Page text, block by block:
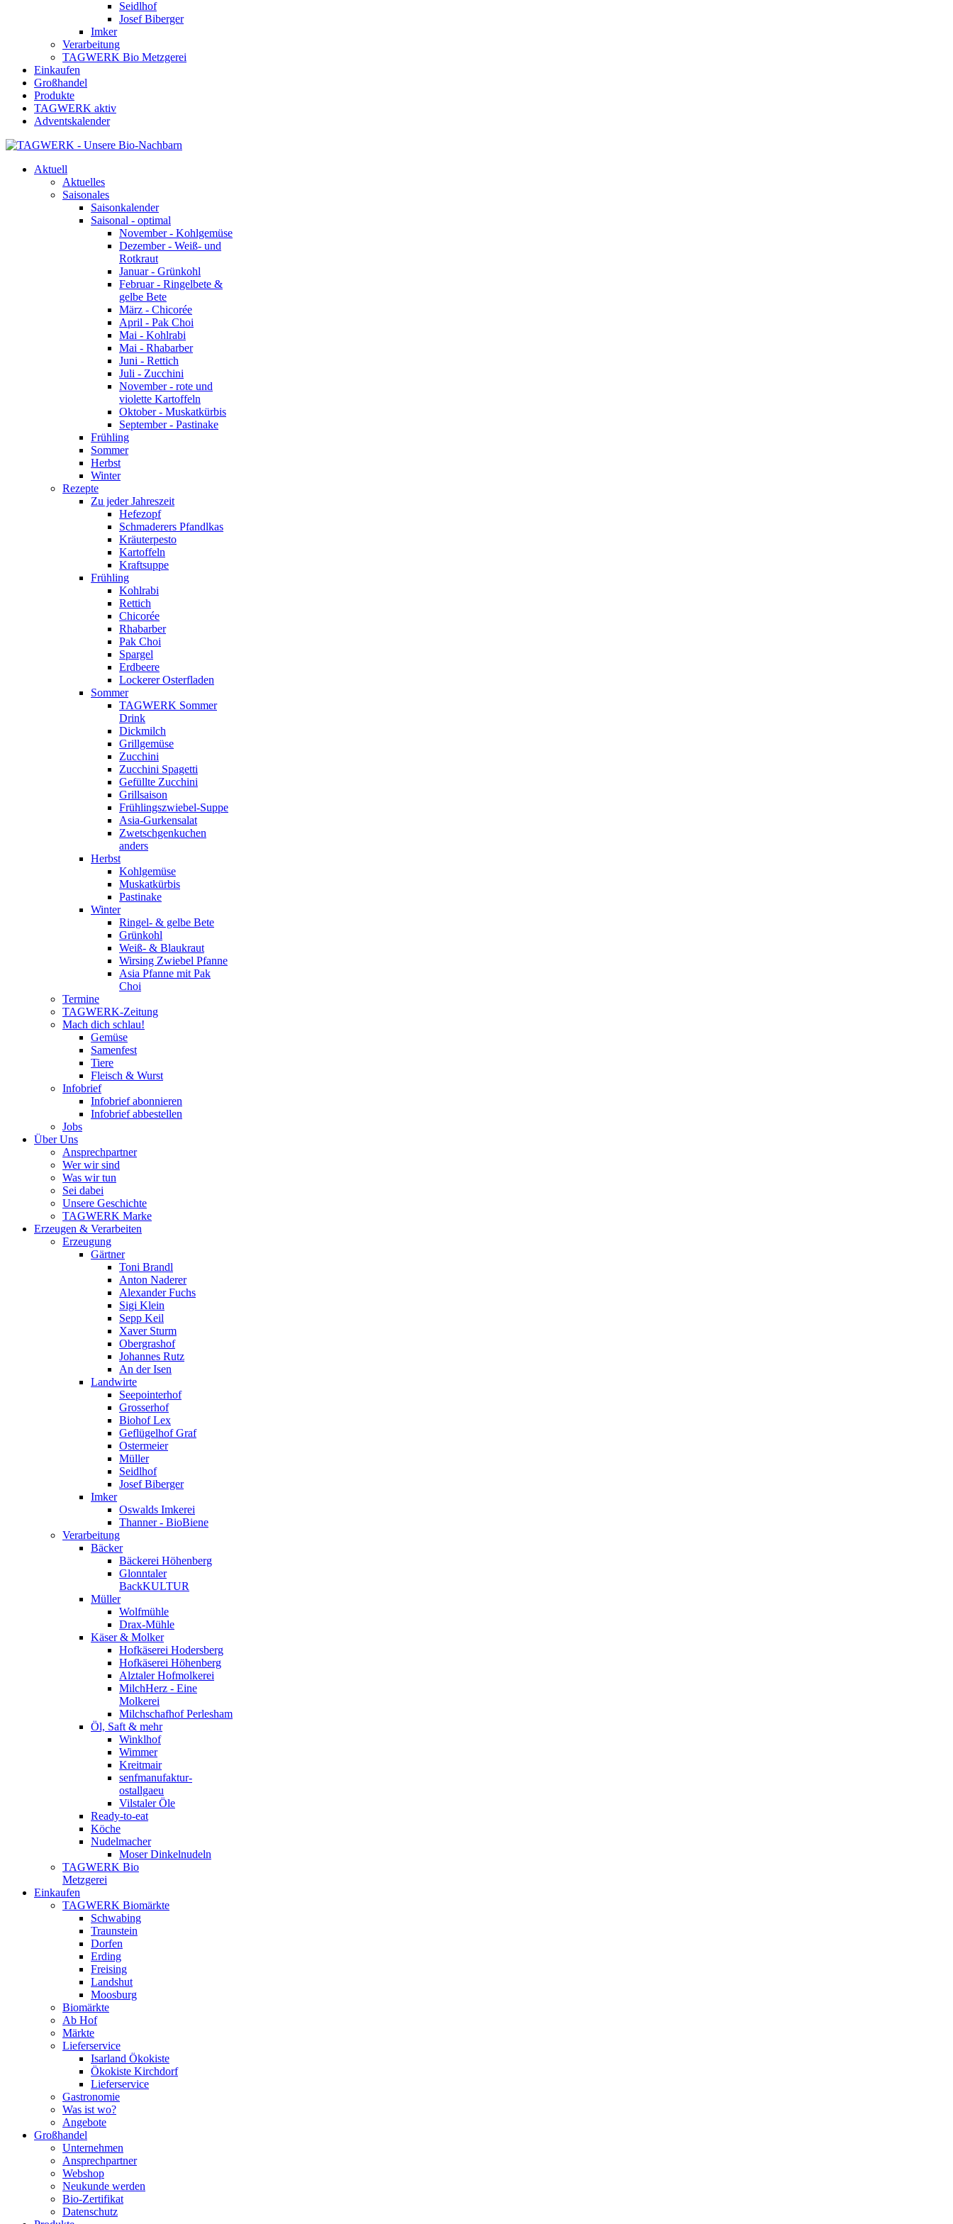
Seidlhof
Josef Biberger
Imker
Verarbeitung
TAGWERK Bio Metzgerei
Einkaufen
Großhandel
Produkte
TAGWERK aktiv
Adventskalender
Aktuell
Aktuelles
Saisonales
Saisonkalender
Saisonal - optimal
November - Kohlgemüse
Dezember - Weiß- und
Rotkraut
Januar - Grünkohl
Februar - Ringelbete &
gelbe Bete
März - Chicorée
April - Pak Choi
Mai - Kohlrabi
Mai - Rhabarber
Juni - Rettich
Juli - Zucchini
November - rote und
violette Kartoffeln
Oktober - Muskatkürbis
September - Pastinake
Frühling
Sommer
Herbst
Winter
Rezepte
Zu jeder Jahreszeit
Hefezopf
Schmaderers Pfandlkas
Kräuterpesto
Kartoffeln
Kraftsuppe
Frühling
Kohlrabi
Rettich
Chicorée
Rhabarber
Pak Choi
Spargel
Erdbeere
Lockerer Osterfladen
Sommer
TAGWERK Sommer
Drink
Dickmilch
Grillgemüse
Zucchini
Zucchini Spagetti
Gefüllte Zucchini
Grillsaison
Frühlingszwiebel-Suppe
Asia-Gurkensalat
Zwetschgenkuchen
anders
Herbst
Kohlgemüse
Muskatkürbis
Pastinake
Winter
Ringel- & gelbe Bete
Grünkohl
Weiß- & Blaukraut
Wirsing Zwiebel Pfanne
Asia Pfanne mit Pak
Choi
Termine
TAGWERK-Zeitung
Mach dich schlau!
Gemüse
Samenfest
Tiere
Fleisch & Wurst
Infobrief
Infobrief abonnieren
Infobrief abbestellen
Jobs
Über Uns
Ansprechpartner
Wer wir sind
Was wir tun
Sei dabei
Unsere Geschichte
TAGWERK Marke
Erzeugen & Verarbeiten
Erzeugung
Gärtner
Toni Brandl
Anton Naderer
Alexander Fuchs
Sigi Klein
Sepp Keil
Xaver Sturm
Obergrashof
Johannes Rutz
An der Isen
Landwirte
Seepointerhof
Grosserhof
Biohof Lex
Geflügelhof Graf
Ostermeier
Müller
Seidlhof
Josef Biberger
Imker
Oswalds Imkerei
Thanner - BioBiene
Verarbeitung
Bäcker
Bäckerei Höhenberg
Glonntaler
BackKULTUR
Müller
Wolfmühle
Drax-Mühle
Käser & Molker
Hofkäserei Hodersberg
Hofkäserei Höhenberg
Alztaler Hofmolkerei
MilchHerz - Eine
Molkerei
Milchschafhof Perlesham
Öl, Saft & mehr
Winklhof
Wimmer
Kreitmair
senfmanufaktur-
ostallgaeu
Vilstaler Öle
Ready-to-eat
Köche
Nudelmacher
Moser Dinkelnudeln
TAGWERK Bio
Metzgerei
Einkaufen
TAGWERK Biomärkte
Schwabing
Traunstein
Dorfen
Erding
Freising
Landshut
Moosburg
Biomärkte
Ab Hof
Märkte
Lieferservice
Isarland Ökokiste
Ökokiste Kirchdorf
Lieferservice
Gastronomie
Was ist wo?
Angebote
Großhandel
Unternehmen
Ansprechpartner
Webshop
Neukunde werden
Bio-Zertifikat
Datenschutz